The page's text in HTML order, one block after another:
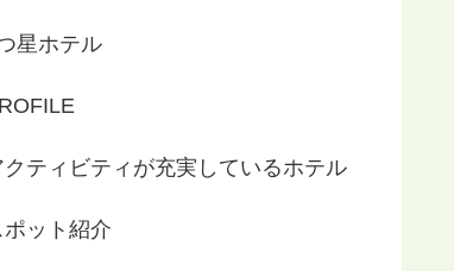
星ホテル
クティビティが充実しているホテル
ポット紹介